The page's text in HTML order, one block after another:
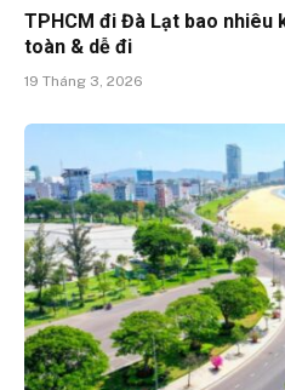
TPHCM đi Đà Lạt bao nhiêu
toàn & dễ đi
19 Tháng 3, 2026